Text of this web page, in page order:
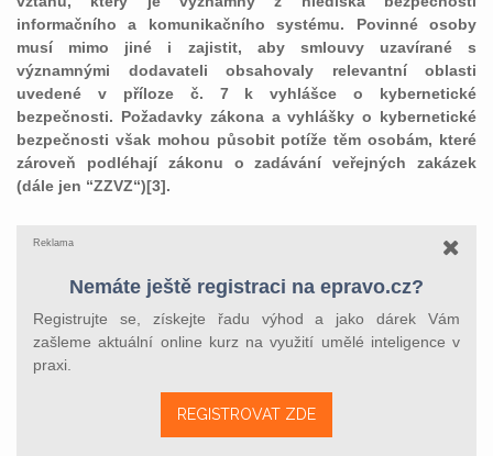
informačního a komunikačního systému. Povinné osoby
musí mimo jiné i zajistit, aby smlouvy uzavírané s
významnými dodavateli obsahovaly relevantní oblasti
uvedené v příloze č. 7 k vyhlášce o kybernetické
bezpečnosti. Požadavky zákona a vyhlášky o kybernetické
bezpečnosti však mohou působit potíže těm osobám, které
zároveň podléhají zákonu o zadávání veřejných zakázek
(dále jen “ZZVZ“)[3].
Reklama
Nemáte ještě registraci na epravo.cz?
Registrujte se, získejte řadu výhod a jako dárek Vám
zašleme aktuální online kurz na využití umělé inteligence v
praxi.
REGISTROVAT ZDE